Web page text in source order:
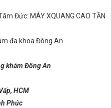
Đức: MÁY XQUANG CAO TẦN
đa khoa Đông An
khám Đông An
HCM
Phúc